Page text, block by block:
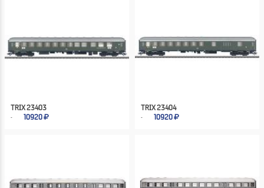
TRIX 23403
10920
TRIX 23404
10920